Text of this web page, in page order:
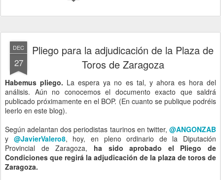
DEC
27
Pliego para la adjudicación de la Plaza de
Toros de Zaragoza
Habemus pliego. La espera ya no es tal, y ahora es hora del
análisis. Aún no conocemos el documento exacto que saldrá
publicado próximamente en el BOP. (En cuanto se publique podréis
leerlo en este blog).
Según adelantan dos periodistas taurinos en twitter, @ANGONZAB
y @JavierValero8, hoy, en pleno ordinario de la Diputación
Provincial de Zaragoza, ha sido aprobado el Pliego de
Condiciones que regirá la adjudicación de la plaza de toros de
Zaragoza.